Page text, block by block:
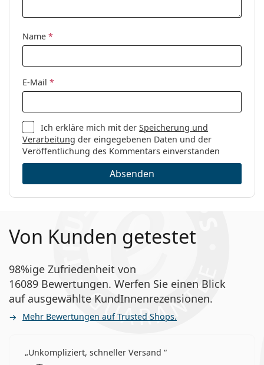
Code:
FT5613-B 002 56
Name *
E-Mail *
Ich erkläre mich mit derSpeicherung und
Verarbeitung der eingegebenen Daten und der
Veröffentlichung des Kommentars einverstanden
Absenden
Von Kunden getestet
98%ige Zufriedenheit von
16089 Bewertungen. Werfen Sie einen Blick
auf ausgewählte KundInnenrezensionen.
Mehr Bewertungen auf Trusted Shops.
Unkompliziert, schneller Versand